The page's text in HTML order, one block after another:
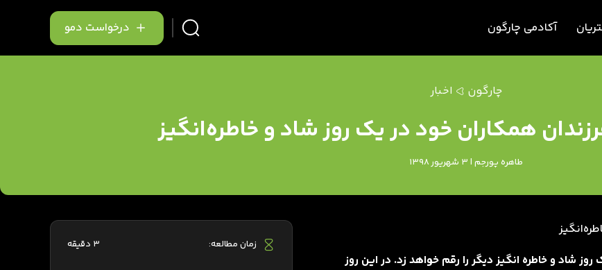
آکادمی چارگون درخواست دمو
چارگون اخبار
همکاران خود در یک روز شاد و خاطره‌انگیز
طاهره پورجم | 3 شهریور 1398
یک روز شاد و خاطره انگیز دیگر را رقم خواهد زد. در این روز
زمان مطالعه: 3 دقیقه